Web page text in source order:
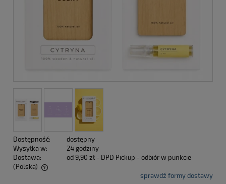
Dostępność:
dostępny
Wysyłka w:
24 godziny
Dostawa:
od 9,90 zł - DPD Pickup - odbiór w punkcie
(Polska)
Cena nie zawiera ewentualnych kosztów płatnościsprawdź formy dostawy